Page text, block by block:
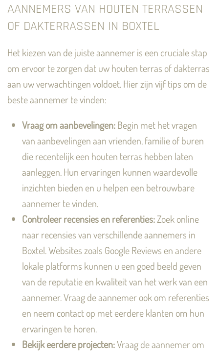
AANNEMERS VAN HOUTEN TERRASSEN
OF DAKTERRASSEN IN BOXTEL
Het kiezen van de juiste aannemer is een cruciale stap
om ervoor te zorgen dat uw houten terras of dakterras
aan uw verwachtingen voldoet. Hier zijn vijf tips om de
beste aannemer te vinden:
Vraag om aanbevelingen:Begin met het vragen
van aanbevelingen aan vrienden, familie of buren
die recentelijk een houten terras hebben laten
aanleggen. Hun ervaringen kunnen waardevolle
inzichten bieden en u helpen een betrouwbare
aannemer te vinden.
Controleer recensies en referenties:Zoek online
naar recensies van verschillende aannemers in
Boxtel. Websites zoals Google Reviews en andere
lokale platforms kunnen u een goed beeld geven
van de reputatie en kwaliteit van het werk van een
aannemer. Vraag de aannemer ook om referenties
en neem contact op met eerdere klanten om hun
ervaringen te horen.
Bekijk eerdere projecten:Vraag de aannemer om